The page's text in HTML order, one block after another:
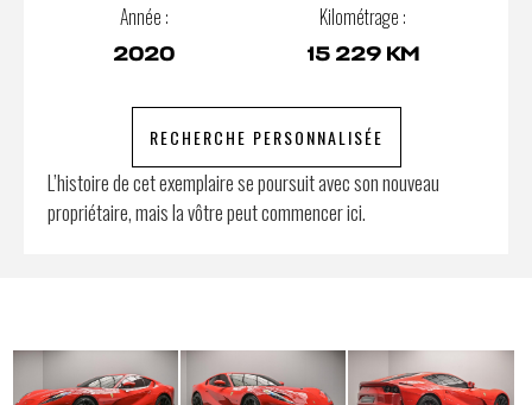
Année :
2020
Kilométrage :
15 229 KM
RECHERCHE PERSONNALISÉE
L’histoire de cet exemplaire se poursuit avec son nouveau
propriétaire, mais la vôtre peut commencer ici.